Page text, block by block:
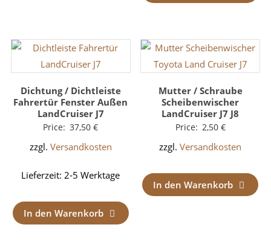
Dichtung / Dichtleiste
Fahrertür Fenster Außen
LandCruiser J7
Price: 37,50€
zzgl. Versandkosten
Lieferzeit: 2-5 Werktage
In den Warenkorb
Mutter / Schraube
Scheibenwischer
LandCruiser J7 J8
Price: 2,50 €
zzgl.Versandkosten
In den Warenkorb